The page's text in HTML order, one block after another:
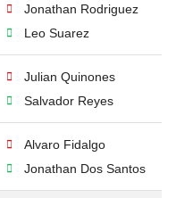
Jonathan Rodriguez
Leo Suarez
Julian Quinones
Salvador Reyes
Alvaro Fidalgo
Jonathan Dos Santos